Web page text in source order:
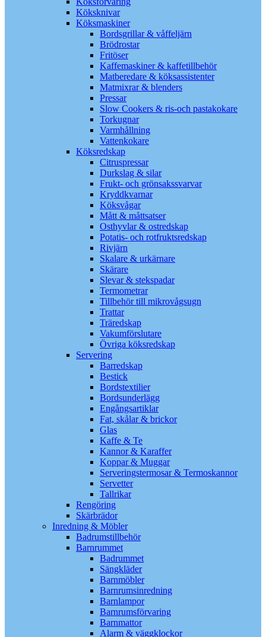
Köksknivar
Köksmaskiner
Bordsgrillar & våffeljärn
Brödrostar
Fritöser
Kaffemaskiner & kaffetillbehör
Matberedare & köksassistenter
Matmixrar & blenders
Pressar
Slow Cookers & ris-och pastakokare
Torkugnar
Varmhållning
Vattenkokare
Köksredskap
Citruspressar
Durkslag & silar
Frukt- och grönsakssvarvar
Kryddkvarnar
Köksvågar
Mått & måttsatser
Osthyvlar & ostredskap
Potatis- och rotfruktsredskap
Rivjärn
Skalare & urkärnare
Skärare
Slevar & stekspadar
Termometrar
Tillbehör till mikrovågsugn
Trattar
Träredskap
Vakumförslutare
Övriga köksredskap
Servering
Barredskap
Bestick
Bordstextilier
Bordsunderlägg
Engångsartiklar
Fat, skålar & brickor
Glas
Kaffe & Te
Kannor & Karaffer
Koppar & Muggar
Serveringstermosar & Termoskannor
Servetter
Tallrikar
Rengöring
Skärbrädor
Inredning & Möbler
Badrumstillbehör
Barnrummet
Badrummet
Sängkläder
Barnmöbler
Barnrumsinredning
Barnlampor
Barnrumsförvaring
Barnmattor
Alarm & väggklockor